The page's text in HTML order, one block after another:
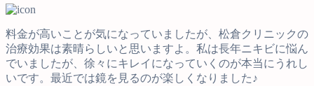
料金が高いことが気になっていましたが、松倉クリニックの
治療効果は素晴らしいと思いますよ。私は長年ニキビに悩ん
でいましたが、徐々にキレイになっていくのが本当にうれし
いです。最近では鏡を見るのが楽しくなりました♪